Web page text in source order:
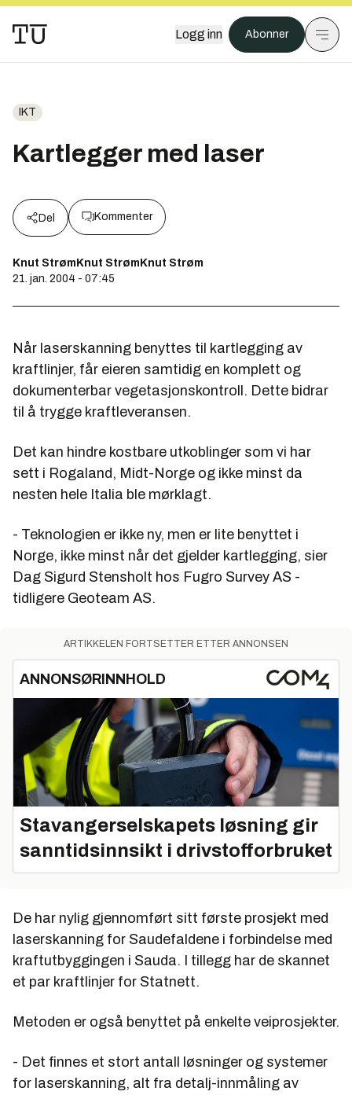
Logg inn Abonner
IKT
Kartlegger med laser
Del Kommenter
Knut StrømKnut StrømKnut Strøm
21. jan. 2004 - 07:45
Når laserskanning benyttes til kartlegging av
kraftlinjer, får eieren samtidig en komplett og
dokumenterbar vegetasjonskontroll. Dette bidrar
til å trygge kraftleveransen.
Det kan hindre kostbare utkoblinger som vi har
sett i Rogaland, Midt-Norge og ikke minst da
nesten hele Italia ble mørklagt.
- Teknologien er ikke ny, men er lite benyttet i
Norge, ikke minst når det gjelder kartlegging, sier
Dag Sigurd Stensholt hos Fugro Survey AS -
tidligere Geoteam AS.
ARTIKKELEN FORTSETTER ETTER ANNONSEN
ANNONSØRINNHOLD
Stavangerselskapets løsning gir
sanntidsinnsikt i drivstofforbruket
De har nylig gjennomført sitt første prosjekt med
laserskanning for Saudefaldene i forbindelse med
kraftutbyggingen i Sauda. I tillegg har de skannet
et par kraftlinjer for Statnett.
Metoden er også benyttet på enkelte veiprosjekter.
- Det finnes et stort antall løsninger og systemer
for laserskanning, alt fra detalj-innmåling av